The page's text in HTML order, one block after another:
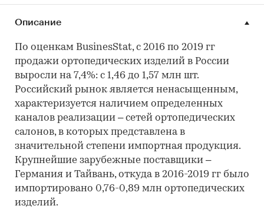
Описание
По оценкам BusinesStat, с 2016 по 2019 гг
продажи ортопедических изделий в России
выросли на 7,4%: с 1,46 до 1,57 млн шт.
Российский рынок является ненасыщенным,
характеризуется наличием определенных
каналов реализации – сетей ортопедических
салонов, в которых представлена в
значительной степени импортная продукция.
Крупнейшие зарубежные поставщики –
Германия и Тайвань, откуда в 2016-2019 гг было
импортировано 0,76-0,89 млн ортопедических
изделий.